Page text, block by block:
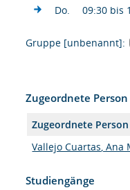
Do.
09:30 bis
Gruppe [unbenannt]:
Zugeordnete Person
Zugeordnete Person
Vallejo Cuartas, Ana
Studiengänge